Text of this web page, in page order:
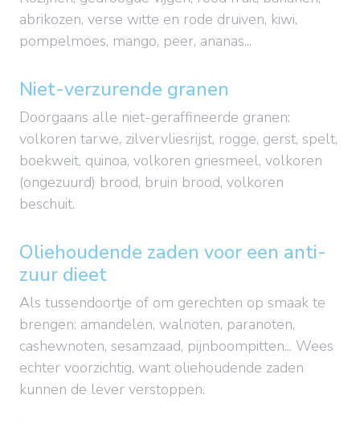
abrikozen, verse witte en rode druiven, kiwi,
pompelmoes, mango, peer, ananas...
Niet-verzurende granen
Doorgaans alle niet-geraffineerde granen:
volkoren tarwe, zilvervliesrijst, rogge, gerst, spelt,
boekweit, quinoa, volkoren griesmeel, volkoren
(ongezuurd) brood, bruin brood, volkoren
beschuit.
Oliehoudende zaden voor een anti-
zuur dieet
Als tussendoortje of om gerechten op smaak te
brengen: amandelen, walnoten, paranoten,
cashewnoten, sesamzaad, pijnboompitten... Wees
echter voorzichtig, want oliehoudende zaden
kunnen de lever verstoppen.